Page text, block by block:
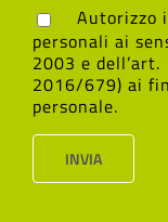
Autorizzo
personali ai
2003 e dell’art.
2016/679) ai
personale.